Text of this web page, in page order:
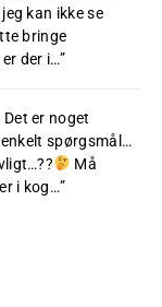
kan ikke se
bringe
der i…”
er noget
spørgsmål…
Må
i kog…”